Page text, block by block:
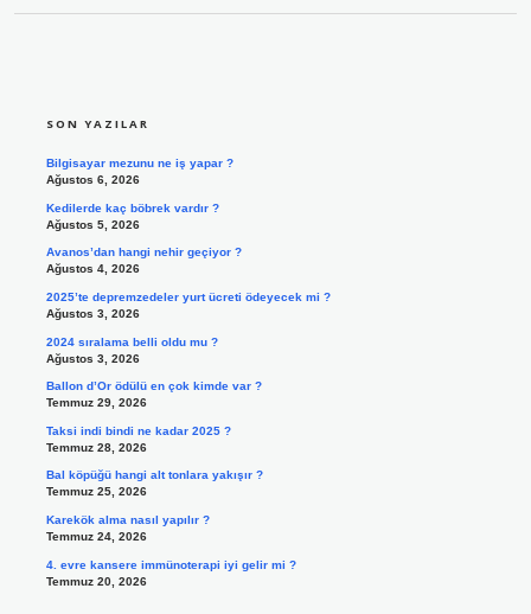
SON YAZILAR
Bilgisayar mezunu ne iş yapar ?
Ağustos 6, 2026
Kedilerde kaç böbrek vardır ?
Ağustos 5, 2026
Avanos’dan hangi nehir geçiyor ?
Ağustos 4, 2026
2025’te depremzedeler yurt ücreti ödeyecek mi ?
Ağustos 3, 2026
2024 sıralama belli oldu mu ?
Ağustos 3, 2026
Ballon d’Or ödülü en çok kimde var ?
Temmuz 29, 2026
Taksi indi bindi ne kadar 2025 ?
Temmuz 28, 2026
Bal köpüğü hangi alt tonlara yakışır ?
Temmuz 25, 2026
Karekök alma nasıl yapılır ?
Temmuz 24, 2026
4. evre kansere immünoterapi iyi gelir mi ?
Temmuz 20, 2026